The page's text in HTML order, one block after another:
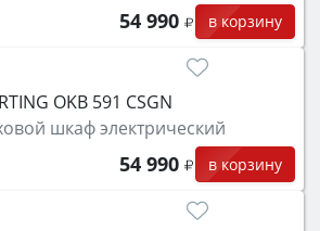
54 990 в корзину
OKB 591 CSGN
шкаф электрический
54 990 в корзину